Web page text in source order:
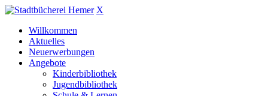
X
Willkommen
Aktuelles
Neuerwerbungen
Angebote
Kinderbibliothek
Jugendbibliothek